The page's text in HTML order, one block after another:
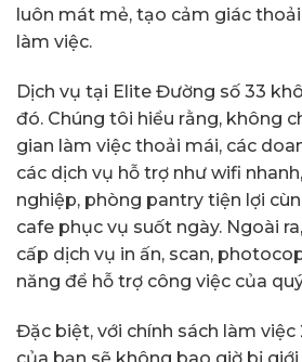
luôn mát mẻ, tạo cảm giác
làm việc.
Dịch vụ tại Elite Đường số 33
đó. Chúng tôi hiểu rằng, không
gian làm việc thoải mái, các
các dịch vụ hỗ trợ như wifi
nghiệp, phòng pantry tiện lợi
cafe phục vụ suốt ngày. Ngoài
cấp dịch vụ in ấn, scan,
năng để hỗ trợ công việc của
Đặc biệt, với chính sách làm